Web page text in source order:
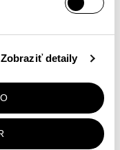
Zobraziť detaily